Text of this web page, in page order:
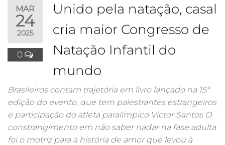
MAR
24
2025
0
Unido pela natação, casal
cria maior Congresso de
Natação Infantil do
mundo
Brasileiros contam trajetória em livro lançado na 15ª
edição do evento, que tem palestrantes estrangeiros
e participação do atleta paralímpico Victor Santos O
constrangimento em não saber nadar na fase adulta
foi o motriz para a história de amor que levou à